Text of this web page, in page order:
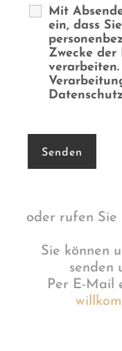
Mit
ein, dass
Zwecke
oder rufen Sie
Sie können
senden
Per E-Mail